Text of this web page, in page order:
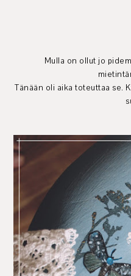
Mulla on ollut jo
Tänään oli aika toteuttaa se.